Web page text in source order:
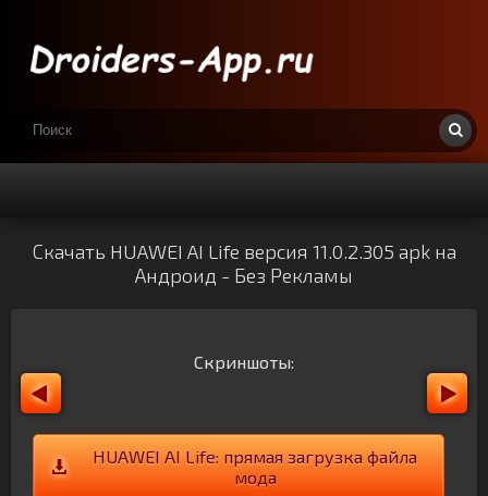
Скачать HUAWEI AI Life версия 11.0.2.305 apk на
Андроид - Без Рекламы
Скриншоты:
HUAWEI AI Life: прямая загрузка файла
мода